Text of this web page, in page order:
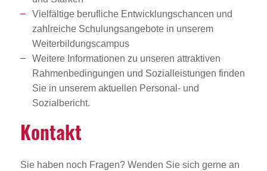
Vielfältige berufliche Entwicklungschancen und
zahlreiche Schulungsangebote in unserem
Weiterbildungscampus
Weitere Informationen zu unseren attraktiven
Rahmenbedingungen und Sozialleistungen finden
Sie in unserem aktuellen Personal- und
Sozialbericht.
Kontakt
Sie haben noch Fragen? Wenden Sie sich gerne an